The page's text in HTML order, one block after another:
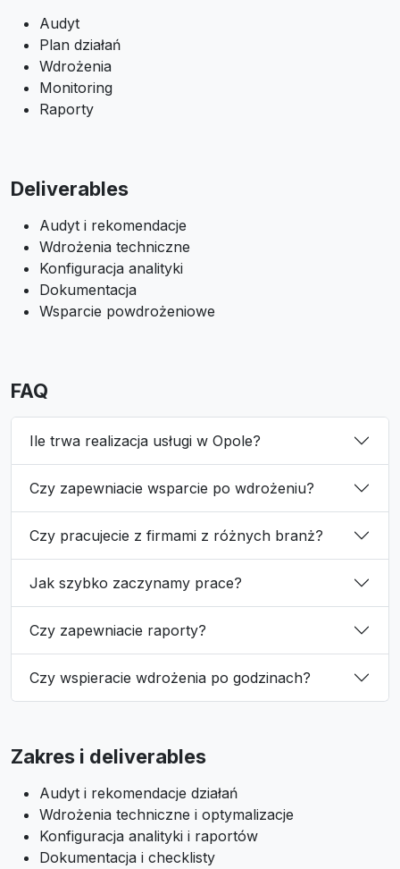
Audyt
Plan działań
Wdrożenia
Monitoring
Raporty
Deliverables
Audyt i rekomendacje
Wdrożenia techniczne
Konfiguracja analityki
Dokumentacja
Wsparcie powdrożeniowe
FAQ
Ile trwa realizacja usługi w Opole?
Czy zapewniacie wsparcie po wdrożeniu?
Czy pracujecie z firmami z różnych branż?
Jak szybko zaczynamy prace?
Czy zapewniacie raporty?
Czy wspieracie wdrożenia po godzinach?
Zakres i deliverables
Audyt i rekomendacje działań
Wdrożenia techniczne i optymalizacje
Konfiguracja analityki i raportów
Dokumentacja i checklisty